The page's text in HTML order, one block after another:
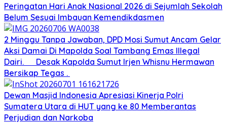
Peringatan Hari Anak Nasional 2026 di Sejumlah Sekolah
Belum Sesuai Imbauan Kemendikdasmen
2 Minggu Tanpa Jawaban, DPD Mosi Sumut Ancam Gelar
Aksi Damai Di Mapolda Soal Tambang Emas Illegal
Dairi. Desak Kapolda Sumut Irjen Whisnu Hermawan
Bersikap Tegas .
Dewan Masjid Indonesia Apresiasi Kinerja Polri
Sumatera Utara di HUT yang ke 80 Memberantas
Perjudian dan Narkoba